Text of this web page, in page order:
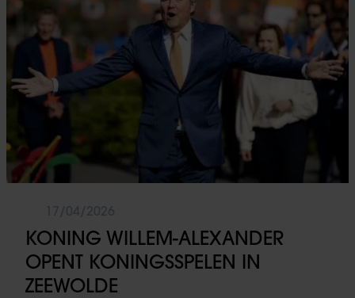
KONING WILLEM-ALEXANDER
OPENT KONINGSSPELEN IN
ZEEWOLDE